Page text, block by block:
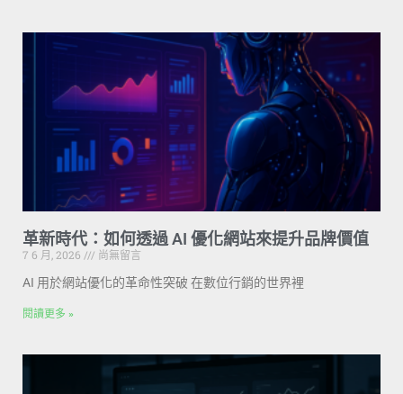
革新時代：如何透過 AI 優化網站來提升品牌價值
7 6 月, 2026
尚無留言
AI 用於網站優化的革命性突破 在數位行銷的世界裡
閱讀更多 »